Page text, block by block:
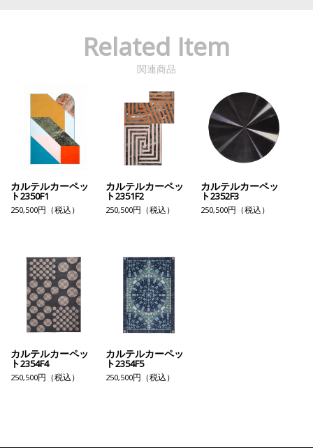
Related Item
関連商品
カルテルカーペッ
ト2350F1
250,500円（税込）
カルテルカーペッ
ト2351F2
250,500円（税込）
カルテルカーペッ
ト2352F3
250,500円（税込）
カルテルカーペッ
ト2354F4
250,500円（税込）
カルテルカーペッ
ト2354F5
250,500円（税込）